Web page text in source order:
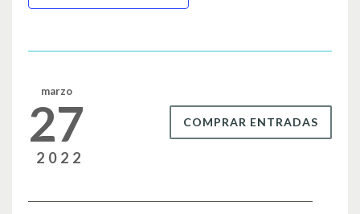
b
o
k
ar
marzo
27
2022
COMPRAR ENTRADAS